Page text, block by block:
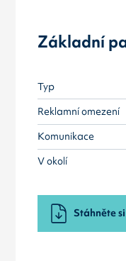
Základní
Typ
Reklamní omezení
Komunikace
V okolí
Stáhněte